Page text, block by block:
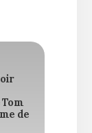
Tom
de